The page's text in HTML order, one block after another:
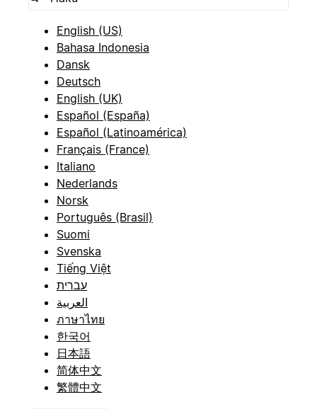
English (US)
Bahasa Indonesia
Dansk
Deutsch
English (UK)
Español (España)
Español (Latinoamérica)
Français (France)
Italiano
Nederlands
Norsk
Português (Brasil)
Suomi
Svenska
Tiếng Việt
עברית
العربية
ภาษาไทย
한국어
日本語
简体中文
繁體中文